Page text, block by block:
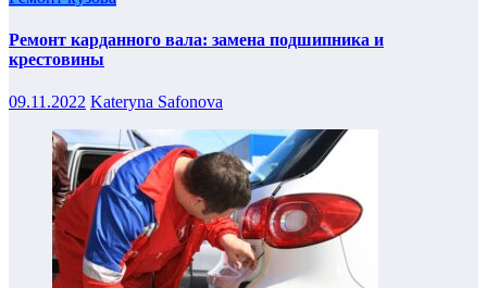
Ремонт карданного вала: замена подшипника и
крестовины
09.11.2022 Kateryna Safonova